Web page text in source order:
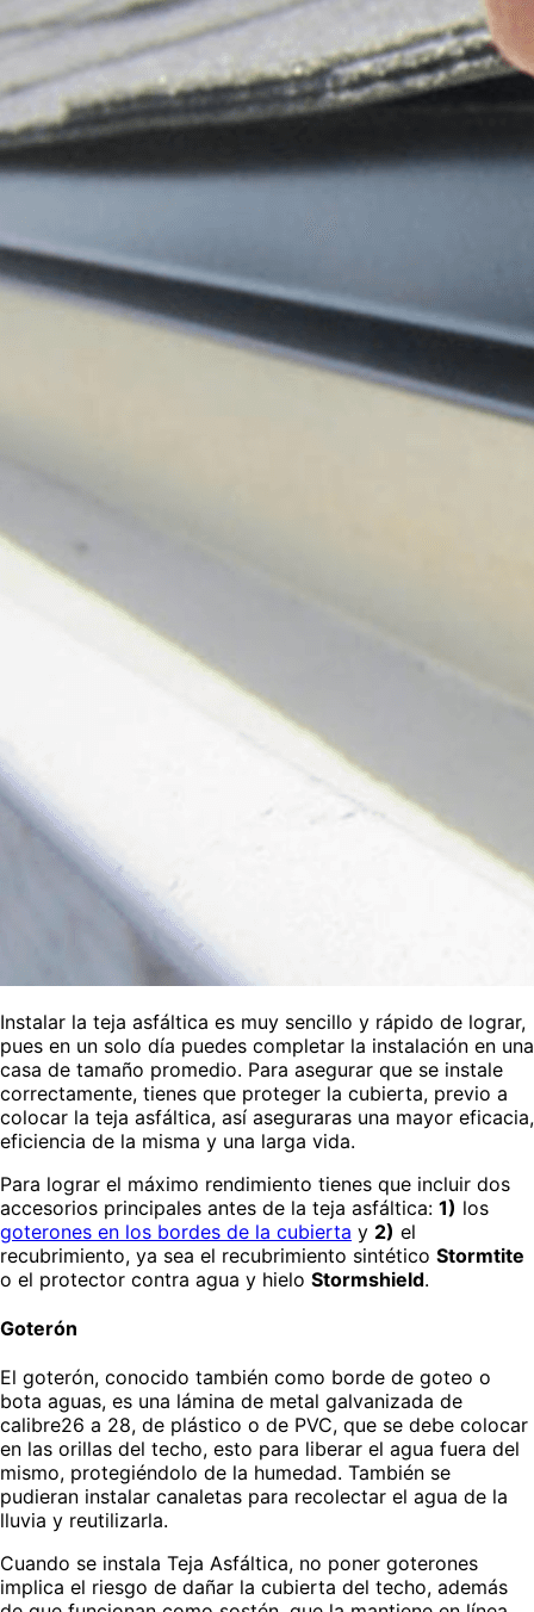
Instalar la teja asfáltica es muy sencillo y rápido de lograr,
pues en un solo día puedes completar la instalación en una
casa de tamaño promedio. Para asegurar que se instale
correctamente, tienes que proteger la cubierta, previo a
colocar la teja asfáltica, así aseguraras una mayor eficacia,
eficiencia de la misma y una larga vida.
Para lograr el máximo rendimiento tienes que incluir dos
accesorios principales antes de la teja asfáltica: 1) los
goterones en los bordes de la cubierta y 2) el
recubrimiento, ya sea el recubrimiento sintético Stormtite
o el protector contra agua y hielo Stormshield.
Goterón
El goterón, conocido también como borde de goteo o
bota aguas, es una lámina de metal galvanizada de
calibre26 a 28, de plástico o de PVC, que se debe colocar
en las orillas del techo, esto para liberar el agua fuera del
mismo, protegiéndolo de la humedad. También se
pudieran instalar canaletas para recolectar el agua de la
lluvia y reutilizarla.
Cuando se instala Teja Asfáltica, no poner goterones
implica el riesgo de dañar la cubierta del techo, además